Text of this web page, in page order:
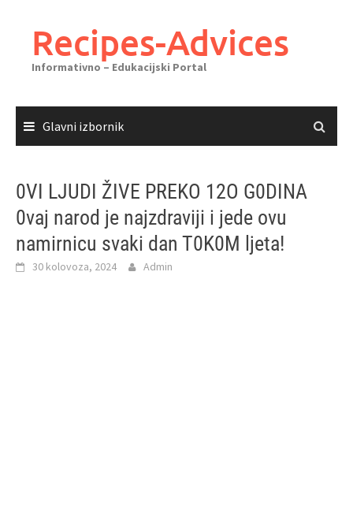
sadržajaRecipes-Advices
Informativno – Edukacijski Portal
Glavni izbornik
0VI LJUDI ŽIVE PREKO 12O G0DINA
0vaj narod je najzdraviji i jede ovu
namirnicu svaki dan T0K0M ljeta!
30 kolovoza, 2024 Admin